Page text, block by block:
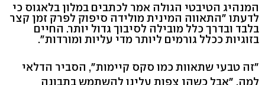
המנהיג הטיבטי הגולה אמר לכתבים במלון בלאגוס כי
לדעתו "התאווה המינית מולידה סיפוק לפרק זמן קצר
בלבד ובדרך כלל מובילה לסיבוך גדול יותר. החיים
בזוגיות ככלל גורמים ליותר מדי עליות ומורדות".
"זה טבעי שתאוות כמו סקס קיימות", הסביר הדלאי
למה, "אבל כשהן צפות עלינו להשתמש בתבונה